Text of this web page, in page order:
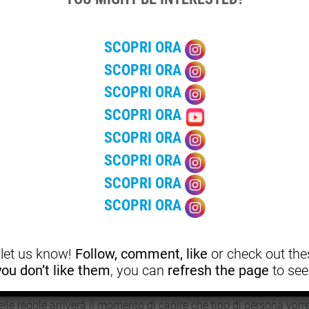
in questa fantasia, raccontagli quello che pensi e
la tua ragazza e saprai sicuramente quali parole usare
attuare con la terza personaper vivere questa esperienza; se
come puoi approcciarti, ascolta di più i suoi desideri e i
al centro dell’attenzione, se avete deciso di fare sesso a
regole arriverà il momento di capire che tipo di persona
SCOPRI ORA
SCOPRI ORA
SCOPRI ORA
SCOPRI ORA
SCOPRI ORA
SCOPRI ORA
SCOPRI ORA
SCOPRI ORA
us know! Follow, comment, like or check out
don’t like them, you can refresh the page to